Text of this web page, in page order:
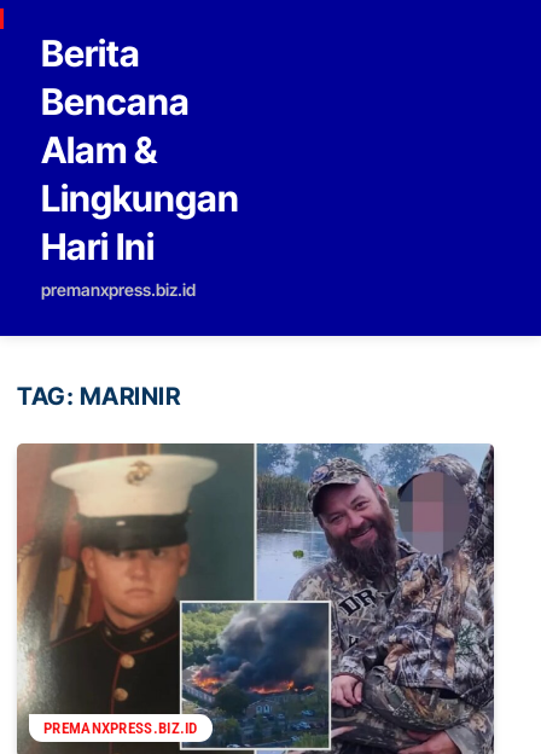
Skip to content
Berita
Bencana
Alam &
Lingkungan
Hari Ini
premanxpress.biz.id
TAG: MARINIR
PREMANXPRESS.BIZ.ID